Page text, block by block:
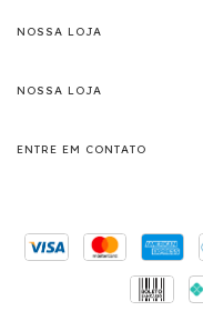
NOSSA LOJA
NOSSA LOJA
ENTRE EM CONTATO